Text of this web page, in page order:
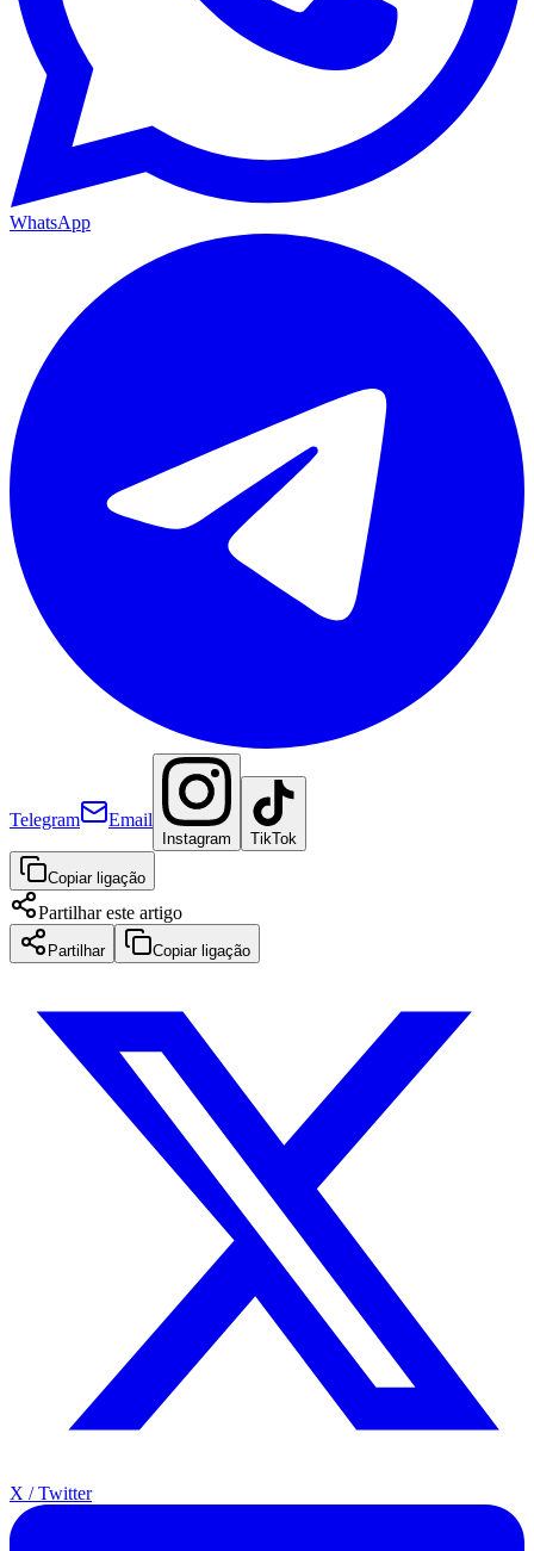
WhatsApp
Telegram Email
Instagram TikTok
Copiar ligação
Partilhar este artigo
Partilhar Copiar ligação
X / Twitter